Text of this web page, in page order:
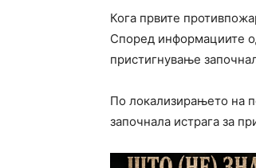
Кога првите
Според информациите
пристигнување
По локализирањето на
започнала истрага за